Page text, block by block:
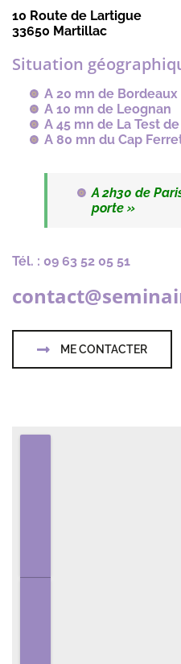
10 Route de Lartigue
33650 Martillac
Situation
A 20 mn de Bordeaux
A 10 mn de Leognan
A 45 mn de La Test
A 80 mn du Cap
A 2h30 de
porte »
Tél. : 09 63 52 05 51
ME CONTACTER